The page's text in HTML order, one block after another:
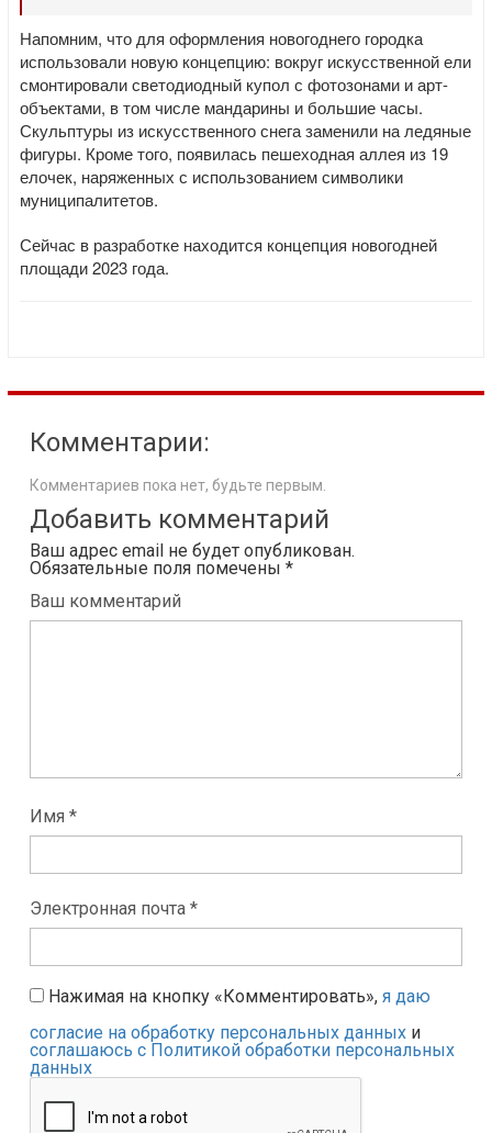
Напомним, что для оформления новогоднего городка
использовали новую концепцию: вокруг искусственной ели
смонтировали светодиодный купол с фотозонами и арт-
объектами, в том числе мандарины и большие часы.
Скульптуры из искусственного снега заменили на ледяные
фигуры. Кроме того, появилась пешеходная аллея из 19
елочек, наряженных с использованием символики
муниципалитетов.
Сейчас в разработке находится концепция новогодней
площади 2023 года.
Комментарии:
Комментариев пока нет, будьте первым.
Добавить комментарий
Ваш адрес email не будет опубликован.
Обязательные поля помечены *
Ваш комментарий
Имя *
Электронная почта *
Нажимая на кнопку «Комментировать», я даю
согласие на обработку персональных данных и
соглашаюсь с Политикой обработки персональных
данных